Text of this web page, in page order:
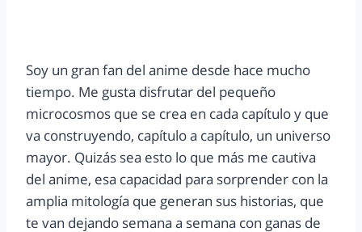
Soy un gran fan del anime desde hace mucho
tiempo. Me gusta disfrutar del pequeño
microcosmos que se crea en cada capítulo y que
va construyendo, capítulo a capítulo, un universo
mayor. Quizás sea esto lo que más me cautiva
del anime, esa capacidad para sorprender con la
amplia mitología que generan sus historias, que
te van dejando semana a semana con ganas de